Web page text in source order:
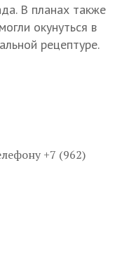
В планах также
окунуться в
рецептуре.
+7 (962)